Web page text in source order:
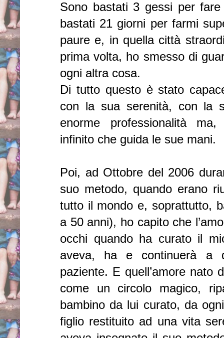
Sono bastati 3 gessi per
bastati 21 giorni per farmi
paure e, in quella città
prima volta, ho smesso di
ogni altra cosa.
Di tutto questo è stato
con la sua serenità, con la
enorme professionalità
infinito che guida le sue mani.
Poi, ad Ottobre del 2006
suo metodo, quando erano
tutto il mondo e, soprattutto,
a 50 anni), ho capito che
occhi quando ha curato il
aveva, ha e continuerà a
paziente. E quell’amore nato
come un circolo magico,
bambino da lui curato, da
figlio restituito ad una vita